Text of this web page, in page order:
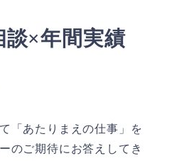
談×年間実績
「あたりまえの仕事」を
のご期待にお答えしてき